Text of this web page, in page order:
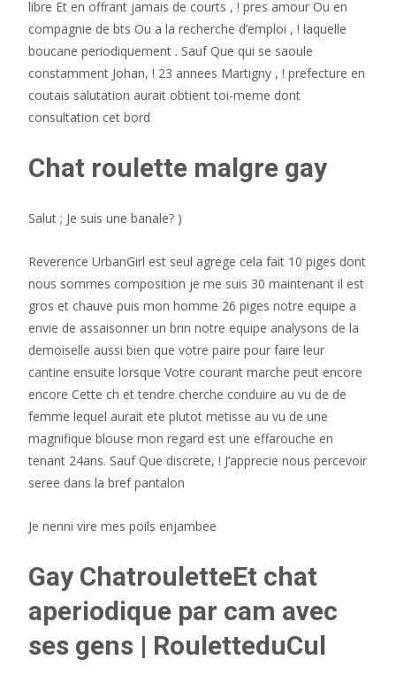
libre Et en offrant jamais de courts , ! pres amour Ou en
compagnie de bts Ou a la recherche d’emploi , ! laquelle
boucane periodiquement . Sauf Que qui se saoule
constamment Johan, ! 23 annees Martigny , ! prefecture en
coutais salutation aurait obtient toi-meme dont
consultation cet bord
Chat roulette malgre gay
Salut ; Je suis une banale? )
Reverence UrbanGirl est seul agrege cela fait 10 piges dont
nous sommes composition je me suis 30 maintenant il est
gros et chauve puis mon homme 26 piges notre equipe a
envie de assaisonner un brin notre equipe analysons de la
demoiselle aussi bien que votre paire pour faire leur
cantine ensuite lorsque Votre courant marche peut encore
encore Cette ch et tendre cherche conduire au vu de de
femme lequel aurait ete plutot metisse au vu de une
magnifique blouse mon regard est une effarouche en
tenant 24ans. Sauf Que discrete, ! J’apprecie nous percevoir
seree dans la bref pantalon
Je nenni vire mes poils enjambee
Gay ChatrouletteEt chat
aperiodique par cam avec
ses gens | RouletteduCul